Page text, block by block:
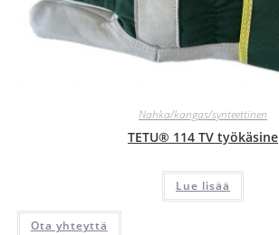
Nahka/kangas/synteettinen
TETU® 114 TV työkäsine
Lue lisää
Ota yhteyttä